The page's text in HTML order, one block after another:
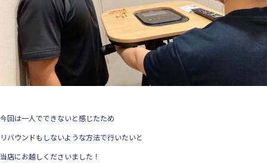
今回は一人でできないと感じたため
リバウンドもしないような方法で行いたいと
当店にお越しくださいました！